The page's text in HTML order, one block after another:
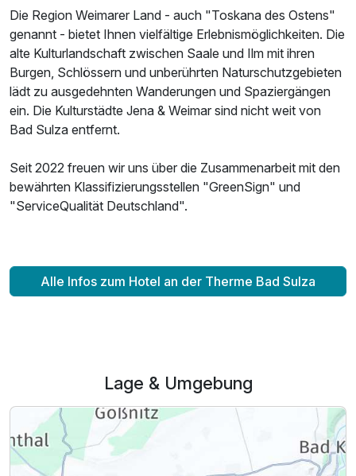
Für 5 Tage p.P. ab682,00 €
Doppelzimmer Superior
Die Region Weimarer Land - auch "Toskana des Ostens"
genannt - bietet Ihnen vielfältige Erlebnismöglichkeiten. Die
alte Kulturlandschaft zwischen Saale und Ilm mit ihren
Burgen, Schlössern und unberührten Naturschutzgebieten
lädt zu ausgedehnten Wanderungen und Spaziergängen
ein. Die Kulturstädte Jena & Weimar sind nicht weit von
Bad Sulza entfernt.
Seit 2022 freuen wir uns über die Zusammenarbeit mit den
bewährten Klassifizierungsstellen "GreenSign" und
"ServiceQualität Deutschland".
Alle Infos zum Hotel an der Therme Bad Sulza
Lage & Umgebung